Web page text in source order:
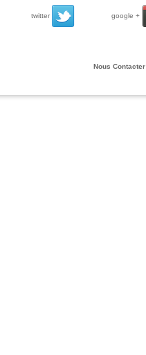
twitter google +
Nous Contacter